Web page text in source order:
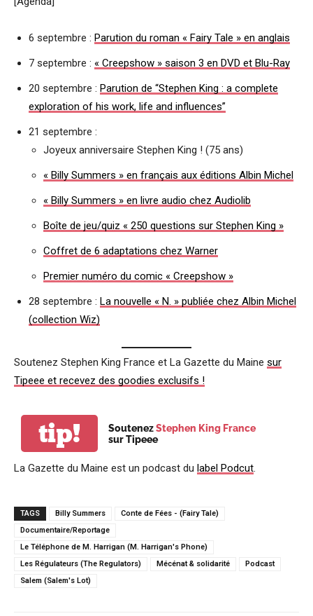
6 septembre : Parution du roman « Fairy Tale » en anglais
7 septembre : « Creepshow » saison 3 en DVD et Blu-Ray
20 septembre : Parution de “Stephen King : a complete
exploration of his work, life and influences”
21 septembre :
Joyeux anniversaire Stephen King ! (75 ans)
« Billy Summers » en français aux éditions Albin Michel
« Billy Summers » en livre audio chez Audiolib
Boîte de jeu/quiz « 250 questions sur Stephen King »
Coffret de 6 adaptations chez Warner
Premier numéro du comic « Creepshow »
28 septembre : La nouvelle « N. » publiée chez Albin Michel
(collection Wiz)
Soutenez Stephen King France et La Gazette du Maine sur
Tipeee et recevez des goodies exclusifs !
tip! SoutenezStephen King France
sur Tipeee
La Gazette du Maine est un podcast du label Podcut.
TAGS Billy Summers
Conte de Fées - (Fairy Tale)
Documentaire/Reportage
Le Téléphone de M. Harrigan (M. Harrigan's Phone)
Les Régulateurs (The Regulators)
Mécénat & solidarité
Podcast
Salem (Salem's Lot)